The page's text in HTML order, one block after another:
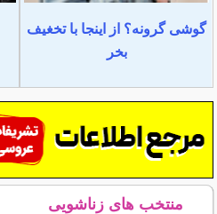
گوشی گرونه؟ از اینجا با تخغیف
بخر
منتخب های زناشویی